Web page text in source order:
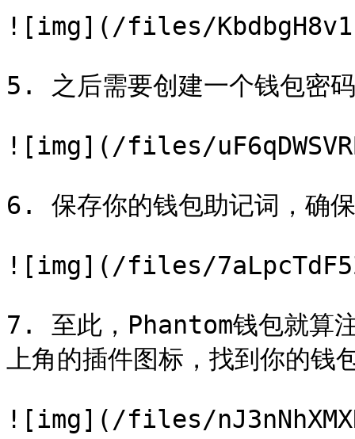
![img](/files/
5. 之后需要创建一个钱包密
![img](/files/
6. 保存你的钱包助记词，确
![img](/files/
7. 至此，Phantom钱包就算
上角的插件图标，找到你的钱
![img](/files/